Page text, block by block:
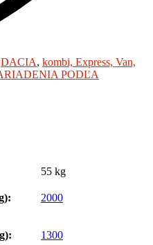
DACIA, kombi, Express, Van,
PODĽA
55 kg
2000
1300